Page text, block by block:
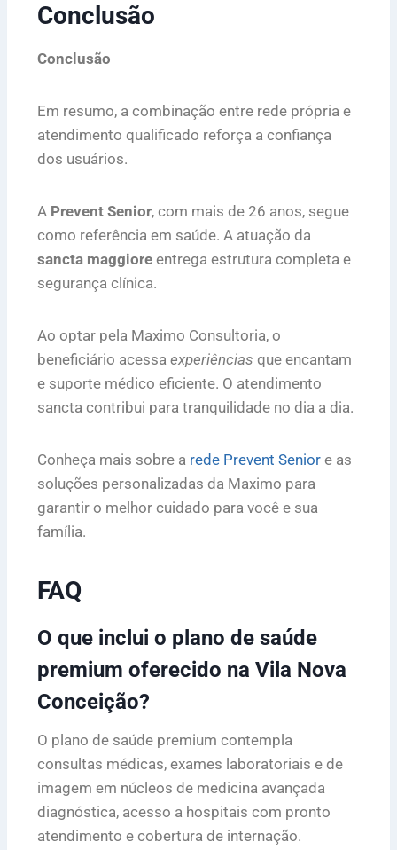
Conclusão
Conclusão
Em resumo, a combinação entre rede própria e
atendimento qualificado reforça a confiança
dos usuários.
A Prevent Senior, com mais de 26 anos, segue
como referência em saúde. A atuação da
sancta maggiore entrega estrutura completa e
segurança clínica.
Ao optar pela Maximo Consultoria, o
beneficiário acessa experiências que encantam
e suporte médico eficiente. O atendimento
sancta contribui para tranquilidade no dia a dia.
Conheça mais sobre a rede Prevent Senior e as
soluções personalizadas da Maximo para
garantir o melhor cuidado para você e sua
família.
FAQ
O que inclui o plano de saúde
premium oferecido na Vila Nova
Conceição?
O plano de saúde premium contempla
consultas médicas, exames laboratoriais e de
imagem em núcleos de medicina avançada
diagnóstica, acesso a hospitais com pronto
atendimento e cobertura de internação.